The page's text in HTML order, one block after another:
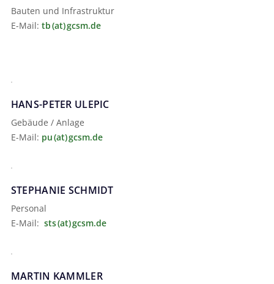
Bauten und Infrastruktur
E-Mail: tb (at) gcsm.de
HANS-PETER ULEPIC
Gebäude / Anlage
E-Mail: pu (at) gcsm.de
STEPHANIE SCHMIDT
Personal
E-Mail: sts (at) gcsm.de
MARTIN KAMMLER